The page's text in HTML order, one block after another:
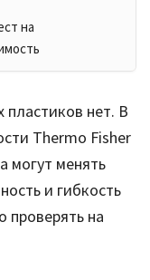
на
пластиков нет. В
Thermo Fisher
могут менять
и гибкость
проверять на